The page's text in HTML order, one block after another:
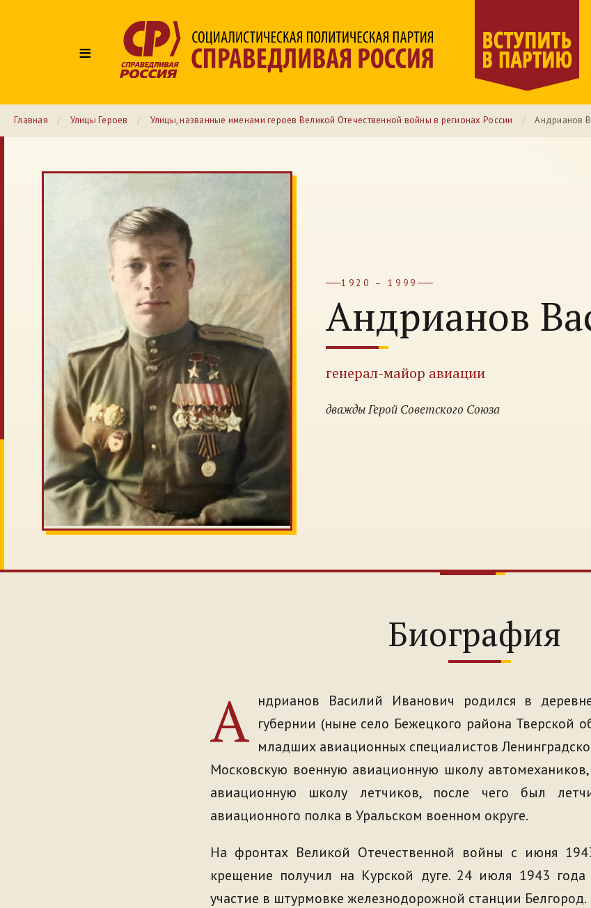
≡
Главная / Улицы Героев / Улицы, названные именами героев Великой Отечественной войны в регионах России / Андрианов
1920 – 1999
Андрианов
генерал-майор авиации
дважды Герой Советского Союза
Биография
А ндрианов Василий Иванович родился в
губернии (ныне село Бежецкого района Тверской
младших авиационных специалистов
Московскую военную авиационную школу
авиационную школу летчиков, после чего был
авиационного полка в Уральском военном округе.
На фронтах Великой Отечественной войны с июня
крещение получил на Курской дуге. 24 июля 1943
участие в штурмовке железнодорожной станции Белгород.